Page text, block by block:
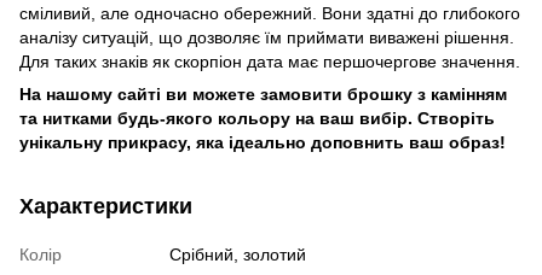
сміливий, але одночасно обережний. Вони здатні до глибокого
аналізу ситуацій, що дозволяє їм приймати виважені рішення.
Для таких знаків як скорпіон дата має першочергове значення.
На нашому сайті ви можете замовити брошку з камінням
та нитками будь-якого кольору на ваш вибір. Створіть
унікальну прикрасу, яка ідеально доповнить ваш образ!
Характеристики
Колір
Срібний, золотий